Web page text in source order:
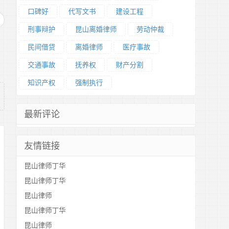
口碑好 代写文书 建设工程
刑事辩护 昆山离婚律师 劳动仲裁
民间借贷 离婚律师 医疗事故
交通事故 抚养权 财产分割
知识产权 强制执行
最新评论
友情链接
昆山律师丁华
昆山律师丁华
昆山律师
昆山律师丁华
昆山律师